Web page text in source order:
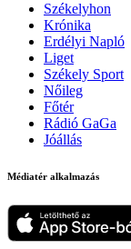
Székelyhon
Krónika
Erdélyi Napló
Liget
Székely Sport
Nőileg
Főtér
Rádió GaGa
Jóállás
Médiatér alkalmazás